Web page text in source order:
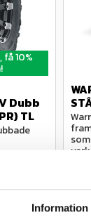
Information
10%
Dubb
TL
Lägg till i